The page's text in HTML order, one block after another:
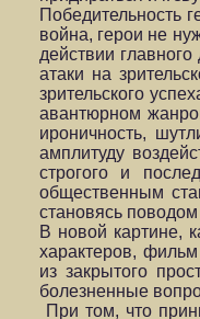
Победительность
война, герои не
действии
атаки на
зрительского
авантюрном
ироничность,
амплитуду
строгого и
общественным
становясь
В новой картине,
характеров,
из закрытого
болезненные
При том, что